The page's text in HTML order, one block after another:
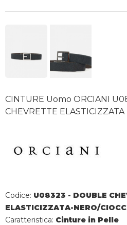
CINTURE Uomo ORCIANI
CHEVRETTE
Codice: U08323 - DOUBLE
ELASTICIZZATA-NERO/
Caratteristica: Cinture in Pelle